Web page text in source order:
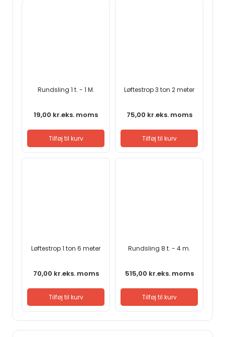
Rundsling 1 t. - 1 M.
19,00 kr.eks. moms
Tilføj til kurv
Løftestrop 3 ton 2 meter
75,00 kr.eks. moms
Tilføj til kurv
Løftestrop 1 ton 6 meter
70,00 kr.eks. moms
Tilføj til kurv
Rundsling 8 t. - 4 m.
515,00 kr.eks. moms
Tilføj til kurv